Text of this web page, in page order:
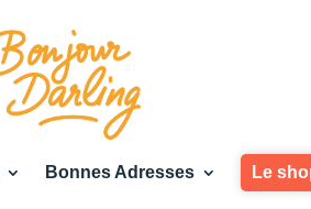
Bonnes Adresses Le